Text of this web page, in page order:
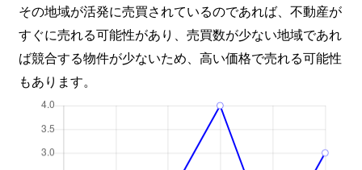
その地域が活発に売買されているのであれば、不動産が
すぐに売れる可能性があり、売買数が少ない地域であれ
ば競合する物件が少ないため、高い価格で売れる可能性
もあります。